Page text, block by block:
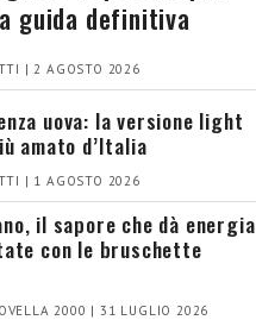
guida definitiva
| 2 AGOSTO 2026
uova: la versione light
amato d’Italia
| 1 AGOSTO 2026
il sapore che dà energia
con le bruschette
2000 | 31 LUGLIO 2026